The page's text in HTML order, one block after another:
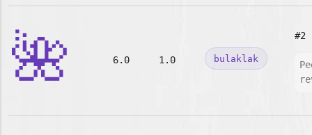
🌺 6.0 1.0 bulaklak
#2